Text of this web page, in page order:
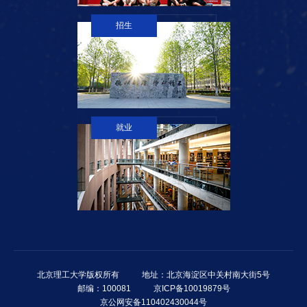
招生
就业
北京理工大学版权所有
地址：北京海淀区中关村南大街5号
邮编：100081
京ICP备10019879号
京公网安备110402430044号